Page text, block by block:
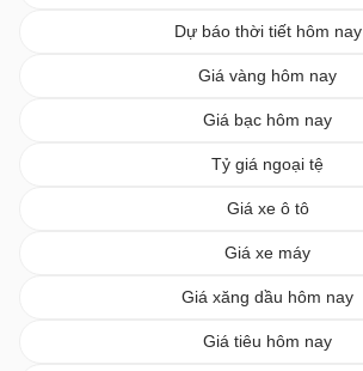
Dự báo thời tiết hôm nay
Giá vàng hôm nay
Giá bạc hôm nay
Tỷ giá ngoại tệ
Giá xe ô tô
Giá xe máy
Giá xăng dầu hôm nay
Giá tiêu hôm nay